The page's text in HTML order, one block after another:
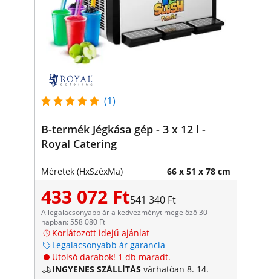
(1)
B-termék Jégkása gép - 3 x 12 l -
Royal Catering
Méretek (HxSzéxMa) 66 x 51 x 78 cm
433 072 Ft541 340 Ft
A legalacsonyabb ár a kedvezményt megelőző 30
napban: 558 080 Ft
Korlátozott idejű ajánlat
Legalacsonyabb ár garancia
Utolsó darabok! 1 db maradt.
INGYENES SZÁLLÍTÁS várhatóan 8. 14.